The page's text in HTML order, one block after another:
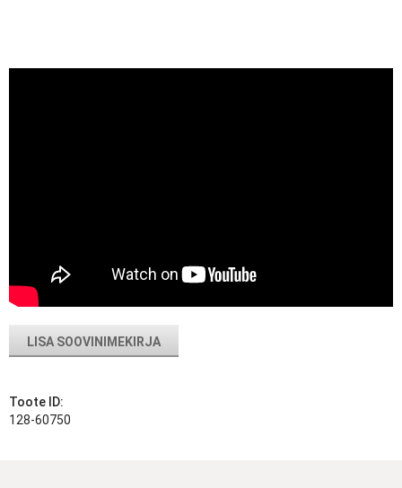
LISA SOOVINIMEKIRJA
Toote ID:
128-60750